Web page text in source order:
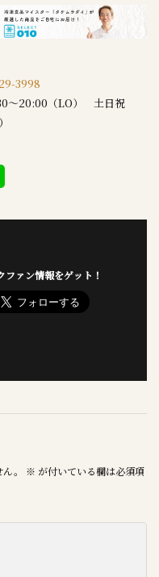
3998
～20:00（LO） 土日祝
ファン情報をゲット！
。 ※ が付いている欄は必須項